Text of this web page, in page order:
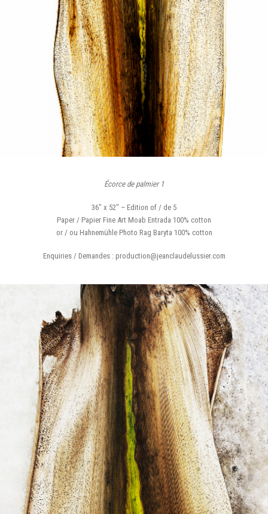
Écorce de palmier 1
36″ x 52″ – Edition of / de 5
Paper / Papier Fine Art Moab Entrada 100% cotton
or / ou Hahnemühle Photo Rag Baryta 100% cotton
Enquiries / Demandes : production@jeanclaudelussier.com